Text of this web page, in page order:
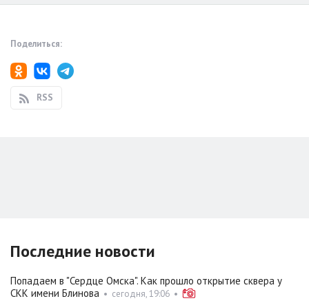
Поделиться:
RSS
Последние новости
Попадаем в "Сердце Омска". Как прошло открытие сквера у
СКК имени Блинова • сегодня, 19:06 •